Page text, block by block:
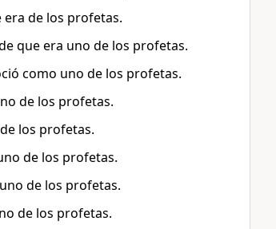
de los profetas.
que era uno de los profetas.
como uno de los profetas.
de los profetas.
los profetas.
de los profetas.
de los profetas.
de los profetas.